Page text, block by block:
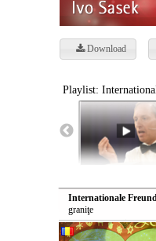
Download
Internationale
graniţe